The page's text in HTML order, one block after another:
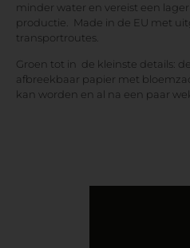
minder water en vereist een
productie. Made in de EU met
transportroutes.
Groen tot in de kleinste details:
afbreekbaar papier met
kan worden en al na een paar